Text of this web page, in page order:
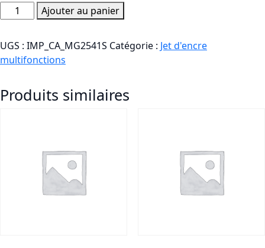
quantité
de
CANON
MG2541S
en-
445XL/446XL
Ajouter au panier
UGS : IMP_CA_MG2541S Catégorie : Jet d'encre
multifonctions
Produits similaires